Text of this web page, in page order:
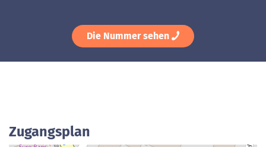
Die Nummer sehen
Zugangsplan